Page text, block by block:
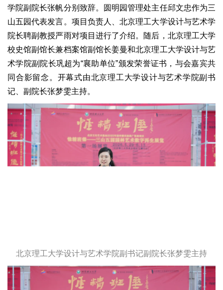
学院副院长张帆分别致辞。圆明园管理处主任邱文忠作为三
山五园代表发言。项目负责人、北京理工大学设计与艺术学
院长聘副教授严雨对项目进行了介绍。随后，北京理工大学
校史馆副馆长兼档案馆副馆长姜曼和北京理工大学设计与艺
术学院副院长巩超为“襄助单位”颁发荣誉证书，与会嘉宾共
同合影留念。开幕式由北京理工大学设计与艺术学院副书
记、副院长张梦雯主持。
北京理工大学设计与艺术学院副书记副院长张梦雯主持